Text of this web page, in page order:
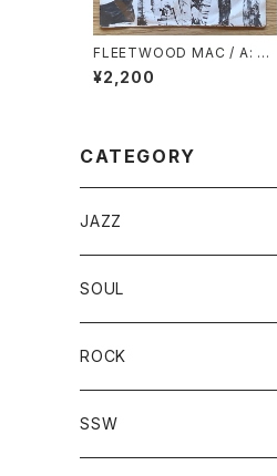
FLEETWOOD MAC / A: AL
BATROSS / B: NEED YOU
R LOVE SO BAD
¥2,200
CATEGORY
JAZZ
SOUL
ROCK
SSW